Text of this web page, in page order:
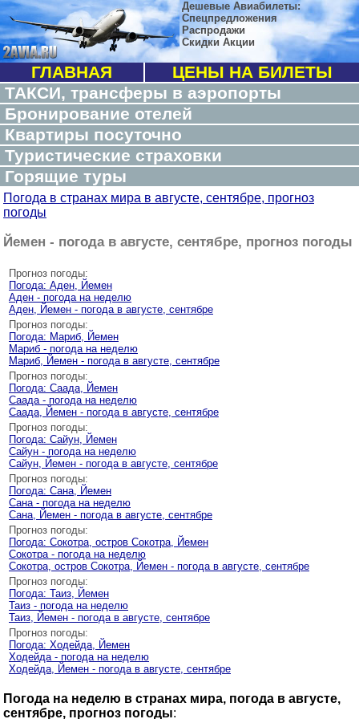
Дешевые Авиабилеты:
Спецпредложения
Распродажи
Скидки Акции
ГЛАВНАЯ
ЦЕНЫ НА БИЛЕТЫ
ТАКСИ, трансферы в аэропорты
Бронирование отелей
Квартиры посуточно
Туристические страховки
Горящие туры
Погода в странах мира в августе, сентябре, прогноз
погоды
Йемен - погода в августе, сентябре, прогноз погоды
Прогноз погоды:
Погода: Аден, Йемен
Аден - погода на неделю
Аден, Йемен - погода в августе, сентябре
Прогноз погоды:
Погода: Мариб, Йемен
Мариб - погода на неделю
Мариб, Йемен - погода в августе, сентябре
Прогноз погоды:
Погода: Саада, Йемен
Саада - погода на неделю
Саада, Йемен - погода в августе, сентябре
Прогноз погоды:
Погода: Сайун, Йемен
Сайун - погода на неделю
Сайун, Йемен - погода в августе, сентябре
Прогноз погоды:
Погода: Сана, Йемен
Сана - погода на неделю
Сана, Йемен - погода в августе, сентябре
Прогноз погоды:
Погода: Сокотра, остров Сокотра, Йемен
Сокотра - погода на неделю
Сокотра, остров Сокотра, Йемен - погода в августе, сентябре
Прогноз погоды:
Погода: Таиз, Йемен
Таиз - погода на неделю
Таиз, Йемен - погода в августе, сентябре
Прогноз погоды:
Погода: Ходейда, Йемен
Ходейда - погода на неделю
Ходейда, Йемен - погода в августе, сентябре
Погода на неделю в странах мира, погода в августе,
сентябре, прогноз погоды: